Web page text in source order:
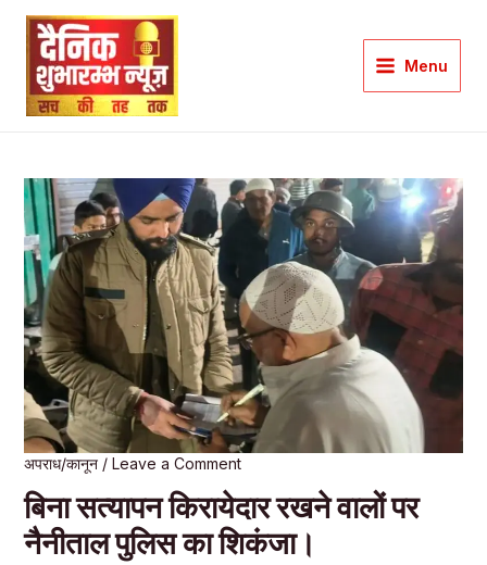
Skip
content
Main
Menu
अपराध/कानून/ Leave a Comment
बिना सत्यापन किरायेदार रखने वालों पर
नैनीताल पुलिस का शिकंजा।